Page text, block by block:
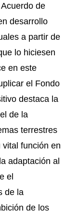
de
desarrollo
a partir de
lo hiciesen
en este
el Fondo
destaca la
de la
terrestres
función en
adaptación al
el
de la
de los